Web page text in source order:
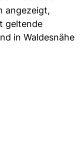
angezeigt,
geltende
in Waldesnähe